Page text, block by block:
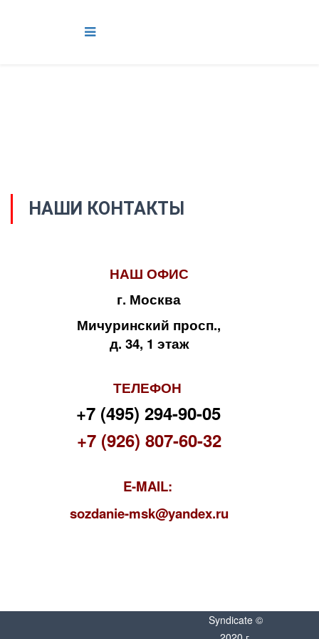
НАШИ КОНТАКТЫ
НАШ ОФИС
г. Москва
Мичуринский просп.,
д. 34, 1 этаж
ТЕЛЕФОН
+7 (495) 294-90-05
+7 (926) 807-60-32
E-MAIL:
sozdanie-msk@yandex.ru
Syndicate ©